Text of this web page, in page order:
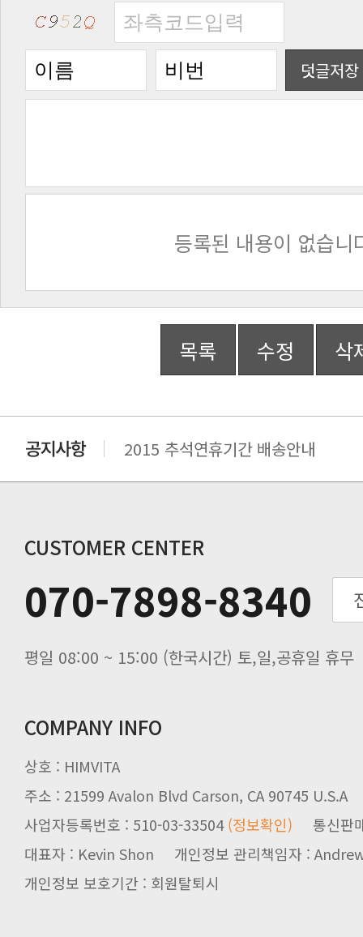
덧글저장
등록된 내용이 없습니
목록 수정 삭
2015 추석연휴기간 배송안내
추수감사절 배송안내
추석기간 배송안내
노동절(9월3일) 배송업무 안내
입금 고객님을 찾습니다.
CUSTOMER CENTER
070-7898-8340
평일 08:00 ~ 15:00 (한국시간) 토,일,공휴일 휴무
COMPANY INFO
상호 : HIMVITA
주소 : 21599 Avalon Blvd Carson, CA 90745 U.S.A
사업자등록번호 : 510-03-33504(정보확인) 통신판
대표자 : Kevin Shon 개인정보 관리책임자 :
개인정보 보호기간 : 회원탈퇴시